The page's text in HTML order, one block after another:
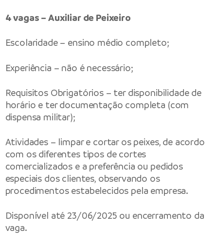
4 vagas – Auxiliar de Peixeiro
Escolaridade – ensino médio completo;
Experiência – não é necessário;
Requisitos Obrigatórios – ter disponibilidade de
horário e ter documentação completa (com
dispensa militar);
Atividades – limpar e cortar os peixes, de acordo
com os diferentes tipos de cortes
comercializados e a preferência ou pedidos
especiais dos clientes, observando os
procedimentos estabelecidos pela empresa.
Disponível até 23/06/2025 ou encerramento da
vaga.